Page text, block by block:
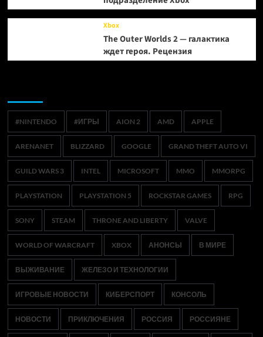
Xbox
The Outer Worlds 2 — галактика
ждет героя. Рецензия
#NINTENDO #ИГРЫ AION 2 AMD APPLE
ARENANET BLIZZARD GOOGLE GRAND THEFT AUTO VI
GUILD WARS 3 INTEL MICROSOFT MMO MMORPG
PLAYSTATION PLAYSTATION 5 ROCKSTAR GAMES RPG
SONY STEAM THRONE AND LIBERTY VALVE
WORLD OF WARCRAFT XBOX АНОНСЫ В МИРЕ
ВЫЖИВАНИЕ ЖЕЛЕЗО И ТЕХНОЛОГИИ
ИГРОВЫЕ НОВОСТИ КИБЕРСПОРТ КОНСОЛЬ
НОВОСТИ ПРИКЛЮЧЕНИЯ РОССИЯ РОССИЯНЕ